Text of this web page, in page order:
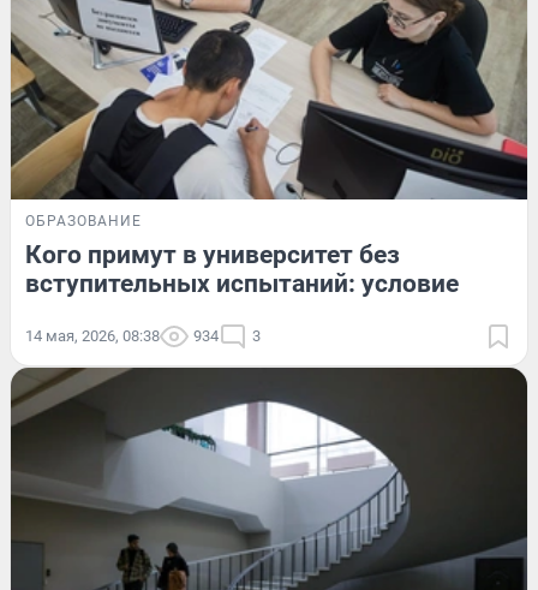
ОБРАЗОВАНИЕ
Кого примут в университет без
вступительных испытаний: условие
14 мая, 2026, 08:38 934 3